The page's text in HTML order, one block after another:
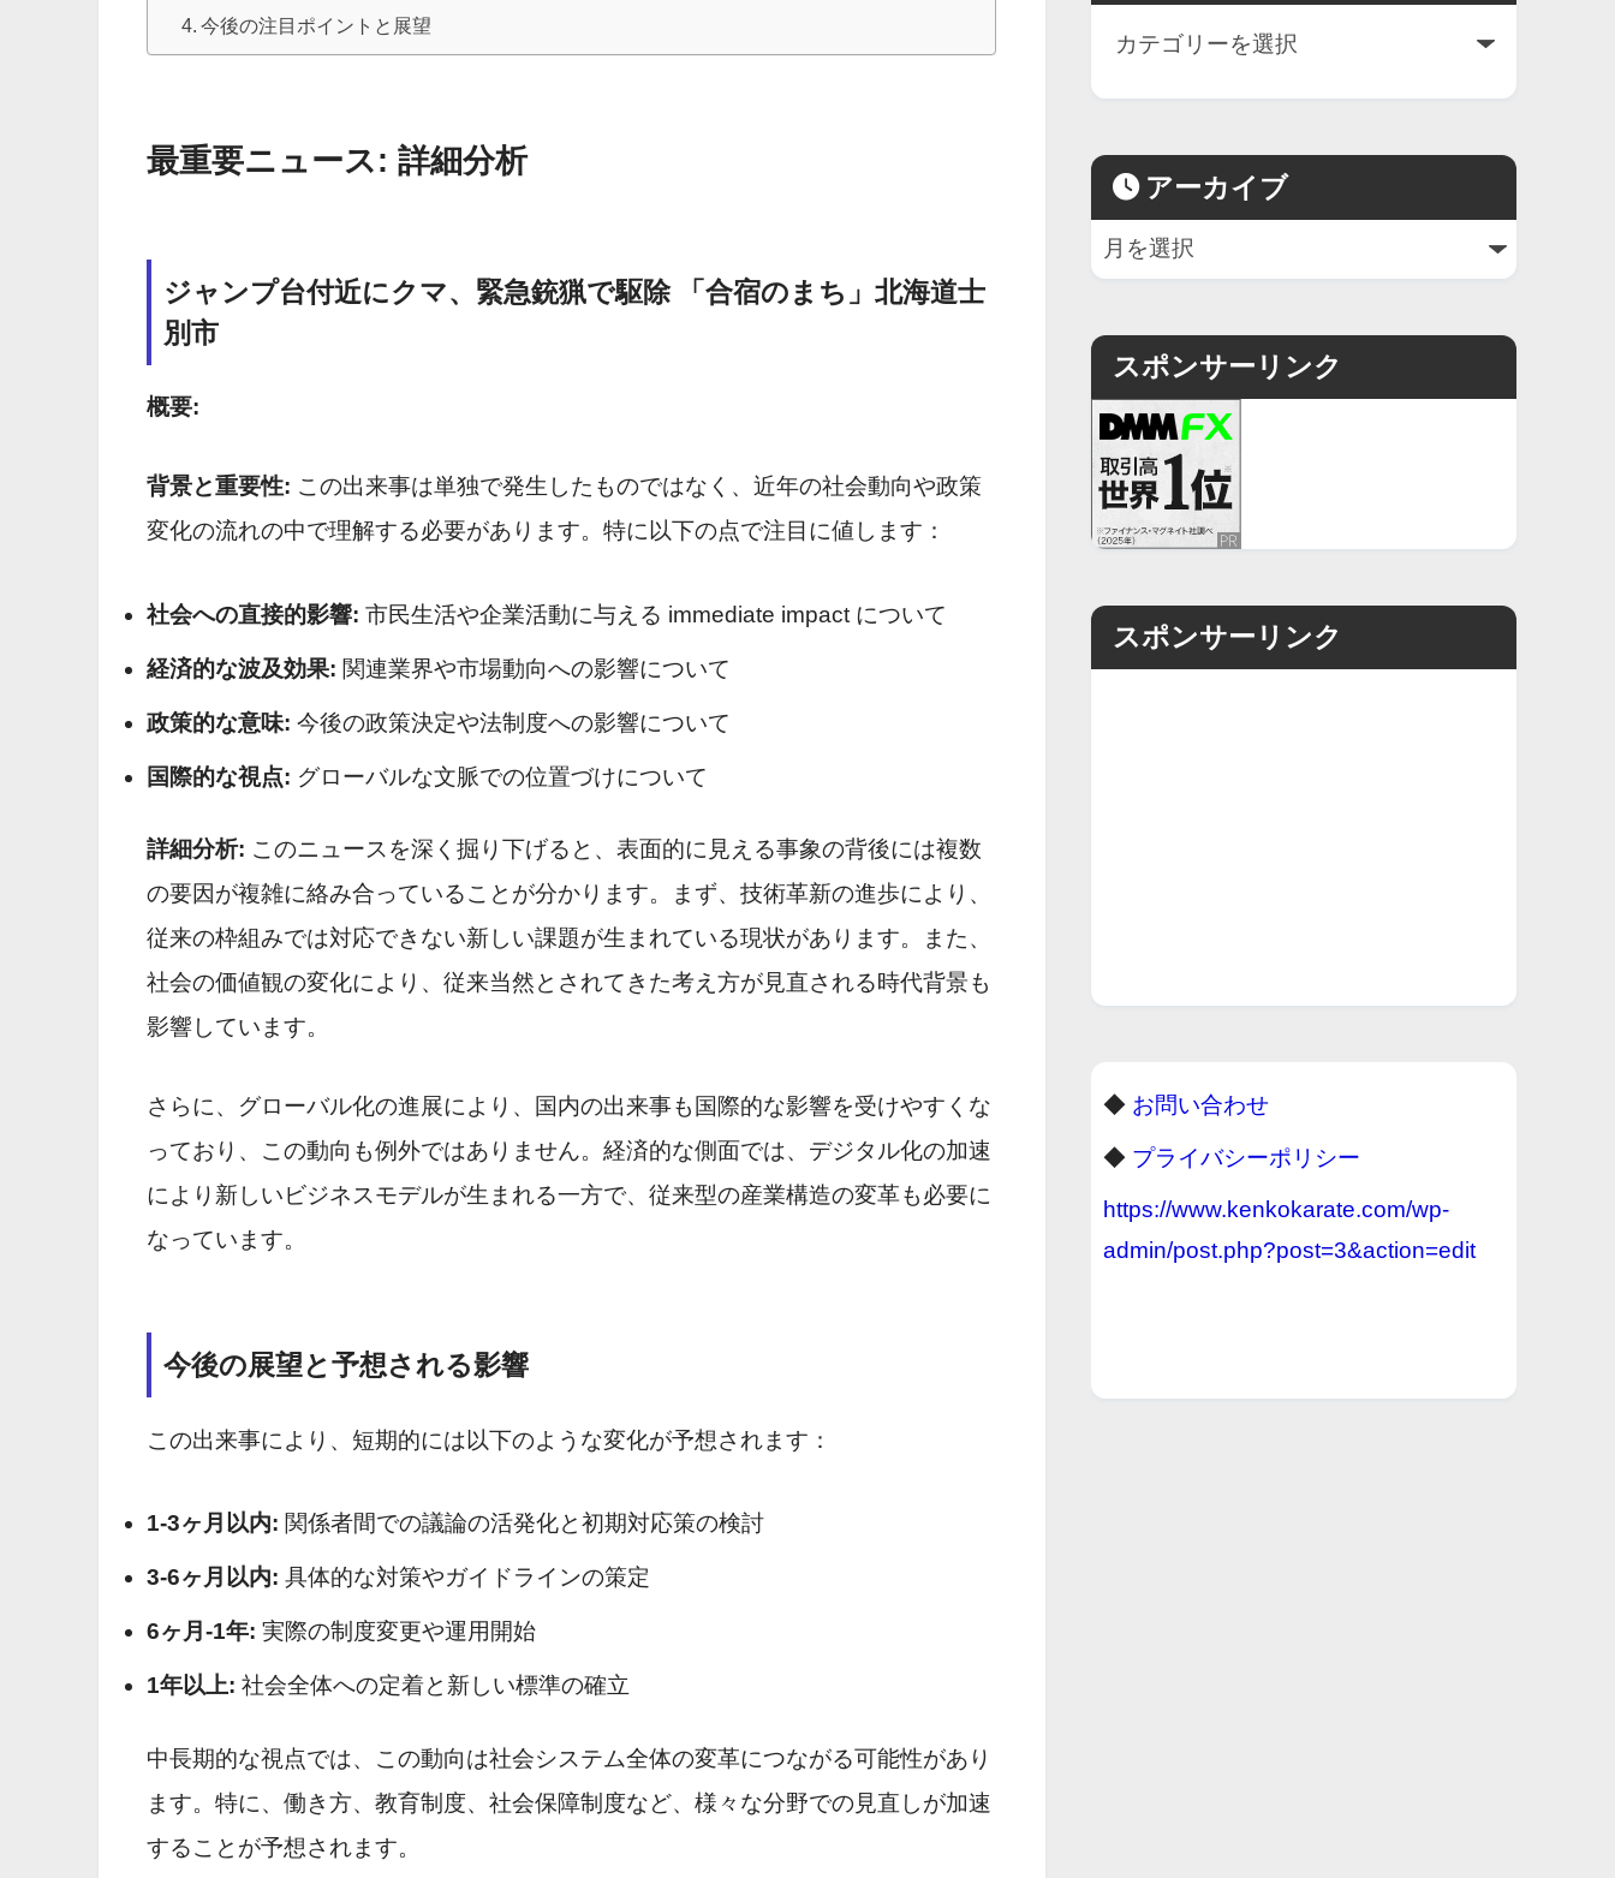
今後の注目ポイントと展望
最重要ニュース: 詳細分析
ジャンプ台付近にクマ、緊急銃猟で駆除 「合宿のまち」北海道士
別市
概要:
背景と重要性: この出来事は単独で発生したものではなく、近年の社会動向や政策
変化の流れの中で理解する必要があります。特に以下の点で注目に値します：
社会への直接的影響: 市民生活や企業活動に与える immediate impact について
経済的な波及効果: 関連業界や市場動向への影響について
政策的な意味: 今後の政策決定や法制度への影響について
国際的な視点: グローバルな文脈での位置づけについて
詳細分析: このニュースを深く掘り下げると、表面的に見える事象の背後には複数
の要因が複雑に絡み合っていることが分かります。まず、技術革新の進歩により、
従来の枠組みでは対応できない新しい課題が生まれている現状があります。また、
社会の価値観の変化により、従来当然とされてきた考え方が見直される時代背景も
影響しています。
さらに、グローバル化の進展により、国内の出来事も国際的な影響を受けやすくな
っており、この動向も例外ではありません。経済的な側面では、デジタル化の加速
により新しいビジネスモデルが生まれる一方で、従来型の産業構造の変革も必要に
なっています。
今後の展望と予想される影響
この出来事により、短期的には以下のような変化が予想されます：
1-3ヶ月以内: 関係者間での議論の活発化と初期対応策の検討
3-6ヶ月以内: 具体的な対策やガイドラインの策定
6ヶ月-1年: 実際の制度変更や運用開始
1年以上: 社会全体への定着と新しい標準の確立
中長期的な視点では、この動向は社会システム全体の変革につながる可能性があり
ます。特に、働き方、教育制度、社会保障制度など、様々な分野での見直しが加速
することが予想されます。
アーカイブ
スポンサーリンク
スポンサーリンク
◆ お問い合わせ
◆ プライバシーポリシー
https://www.kenkokarate.com/wp-
admin/post.php?post=3&action=edit